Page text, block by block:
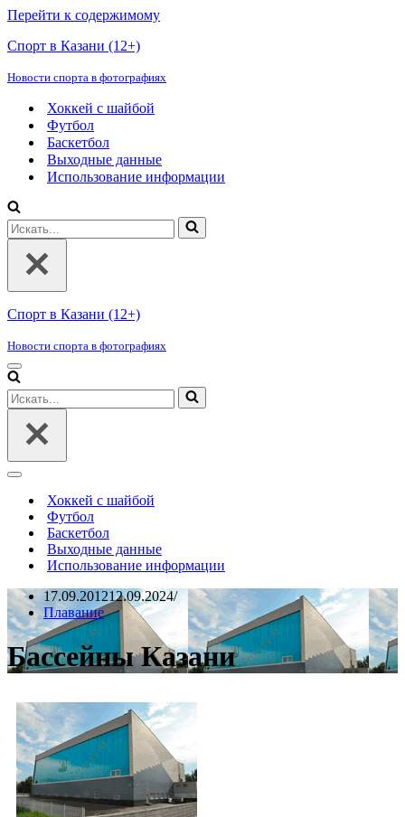
Перейти к содержимому
Спорт в Казани (12+)
Новости спорта в фотографиях
Хоккей с шайбой
Футбол
Баскетбол
Выходные данные
Использование информации
Искать...
Спорт в Казани (12+)
Новости спорта в фотографиях
Меню
навигации
Искать...
Меню
навигацииХоккей с шайбой
Футбол
Баскетбол
Выходные данные
Использование информации
17.09.201212.09.2024
Плавание
Бассейны Казани